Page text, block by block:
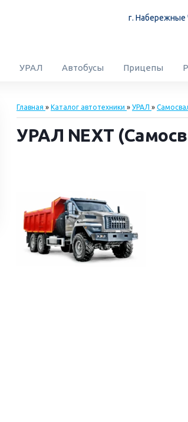
г. Набережные
УРАЛ Автобусы Прицепы
Главная » Каталог автотехники » УРАЛ »
УРАЛ NEXT